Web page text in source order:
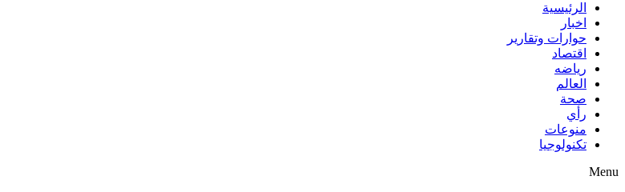
الرئيسية
اخبار
حوارات وتقارير
اقتصاد
رياضه
العالم
صحة
رأي
منوعات
تكنولوجيا
Menu